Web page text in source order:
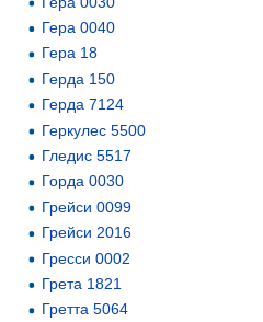
Гера 0040
Гера 18
Герда 150
Герда 7124
Геркулес 5500
Гледис 5517
Горда 0030
Грейси 0099
Грейси 2016
Гресси 0002
Грета 1821
Гретта 5064